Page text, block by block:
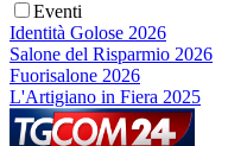
Eventi
Identità Golose 2026
Salone del Risparmio 2026
Fuorisalone 2026
L'Artigiano in Fiera 2025